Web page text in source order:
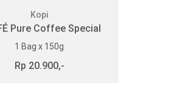
Kopi
Pure Coffee Special
1 Bag x 150g
Rp 20.900,-